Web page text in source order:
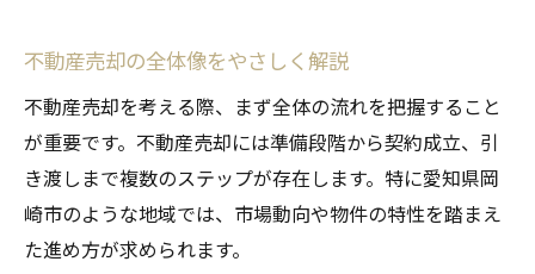
不動産売却の全体像をやさしく解説
不動産売却を考える際、まず全体の流れを把握すること
が重要です。不動産売却には準備段階から契約成立、引
き渡しまで複数のステップが存在します。特に愛知県岡
崎市のような地域では、市場動向や物件の特性を踏まえ
た進め方が求められます。